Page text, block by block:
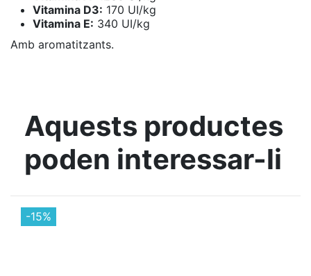
Vitamina D3: 170 UI/kg
Vitamina E: 340 UI/kg
Amb aromatitzants.
Aquests productes
poden interessar-li
-15%